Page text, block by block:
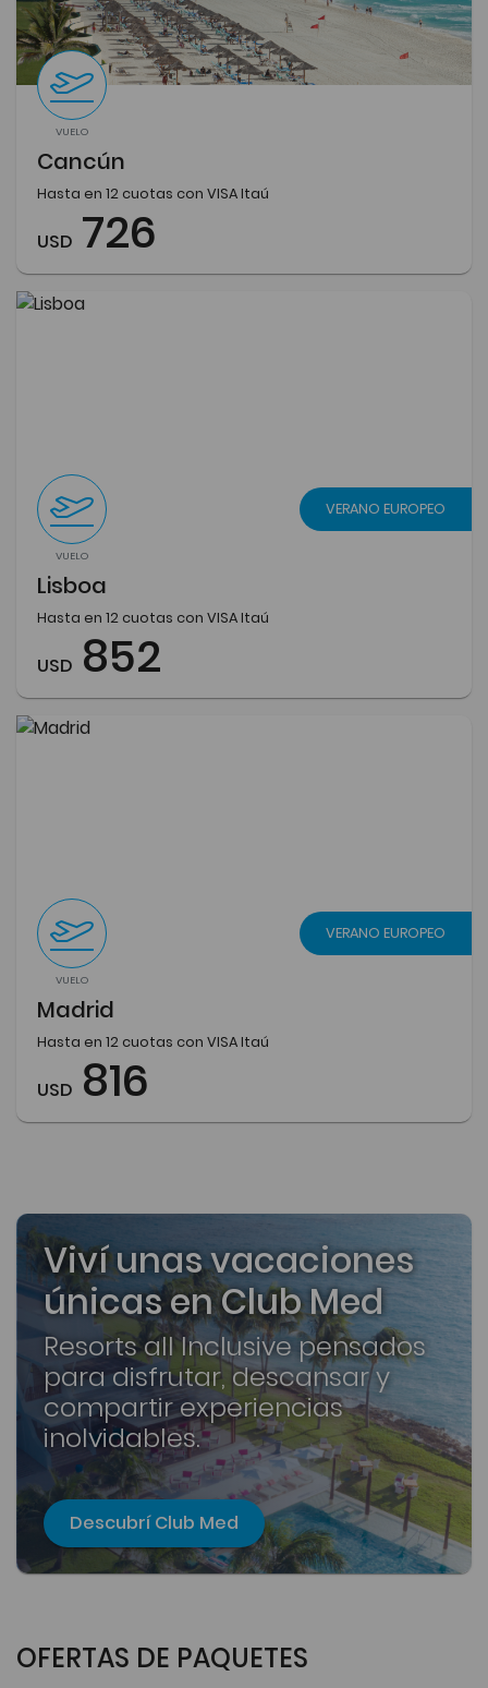
VUELO
Cancún
Hasta en 12 cuotas con VISA Itaú
USD 726
VUELO
VERANO EUROPEO
Lisboa
Hasta en 12 cuotas con VISA Itaú
USD 852
VUELO
VERANO EUROPEO
Madrid
Hasta en 12 cuotas con VISA Itaú
USD 816
Viví unas vacaciones
únicas en Club Med
Resorts all Inclusive pensados
para disfrutar, descansar y
compartir experiencias
inolvidables.
Descubrí Club Med
OFERTAS DE PAQUETES